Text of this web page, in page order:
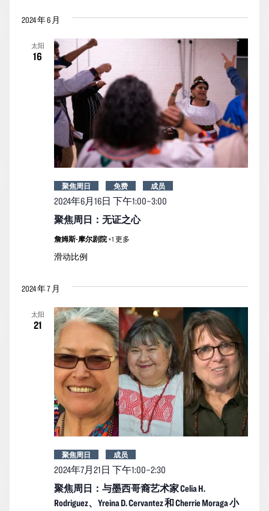
2024 年 6 月
太阳
16
聚焦周日：无证之心
2024年6月16日 下午1:00–3:00
聚焦周日 免费 成员
詹姆斯-摩尔剧院 +1 更多
滑动比例
2024 年 7 月
太阳
21
聚焦周日：与墨西哥裔艺术家 Celia H.
Rodriguez、Yreina D. Cervantez 和 Cherrie Moraga 小
2024年7月21日 下午1:00–2:30
聚焦周日 成员